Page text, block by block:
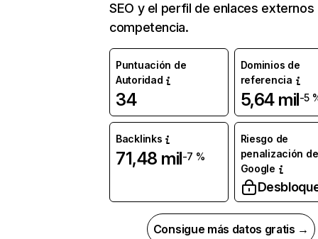
SEO y el perfil de enlaces externos
competencia.
Puntuación de
Autoridad
34
Dominios de
referencia
5,64 mil-5
Backlinks
71,48 mil-7 %
Riesgo de
penalización de
Google
Consigue más datos gratis →